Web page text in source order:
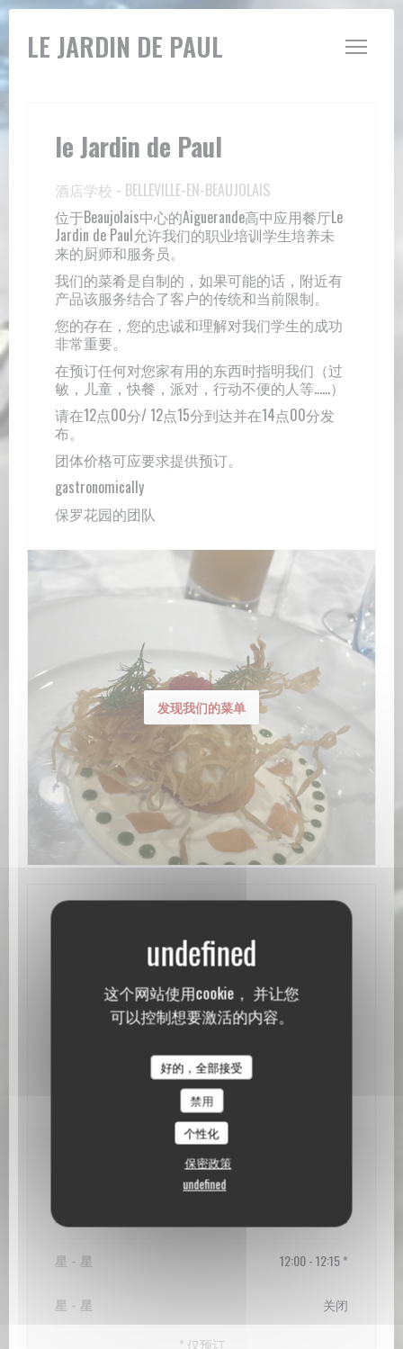
Cookie管理面板
这个网站使用cookie， 并让您
可以控制想要激活的内容。
好的，全部接受
禁用
个性化
保密政策
undefined
LE JARDIN DE PAUL
le Jardin de Paul
酒店学校 - BELLEVILLE-EN-BEAUJOLAIS
位于Beaujolais中心的Aiguerande高中应用餐厅Le
Jardin de Paul允许我们的职业培训学生培养未
来的厨师和服务员。
我们的菜肴是自制的，如果可能的话，附近有
产品该服务结合了客户的传统和当前限制。
您的存在，您的忠诚和理解对我们学生的成功
非常重要。
在预订任何对您家有用的东西时指明我们（过
敏，儿童，快餐，派对，行动不便的人等......）
请在12点00分/ 12点15分到达并在14点00分发
布。
团体价格可应要求提供预订。
gastronomically
保罗花园的团队
发现我们的菜单
菜肴
经营类型
支付方式
借记卡, 现金, 检查
营业时间
星 关闭
星 - 星 12:00 - 12:15 *
星 - 星 关闭
* 仅预订
le Jardin de Paul